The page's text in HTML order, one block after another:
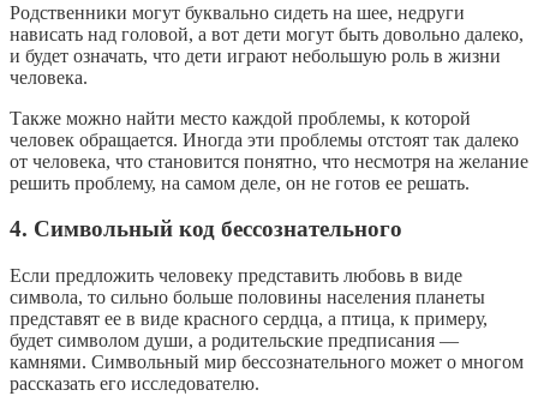
Родственники могут буквально сидеть на шее, недруги
нависать над головой, а вот дети могут быть довольно далеко,
и будет означать, что дети играют небольшую роль в жизни
человека.
Также можно найти место каждой проблемы, к которой
человек обращается. Иногда эти проблемы отстоят так далеко
от человека, что становится понятно, что несмотря на желание
решить проблему, на самом деле, он не готов ее решать.
4. Символьный код бессознательного
Если предложить человеку представить любовь в виде
символа, то сильно больше половины населения планеты
представят ее в виде красного сердца, а птица, к примеру,
будет символом души, а родительские предписания —
камнями. Символьный мир бессознательного может о многом
рассказать его исследователю.